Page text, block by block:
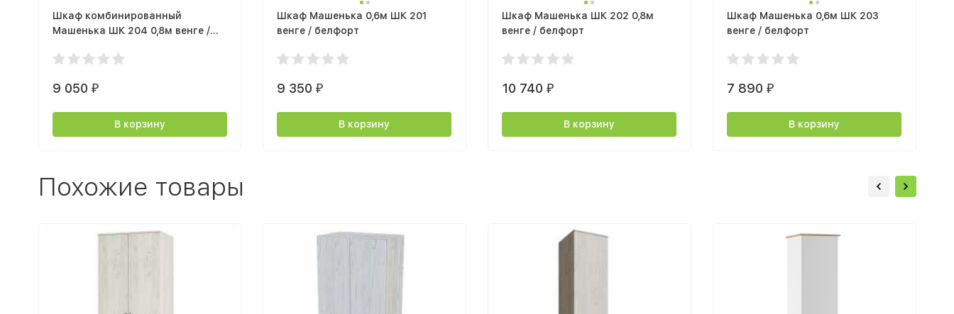
Шкаф комбинированный
Машенька ШК 204 0,8м венге /
9 050 ₽
В корзину
Шкаф Машенька 0,6м ШК 201
венге / белфорт
9 350₽
В корзину
Шкаф Машенька ШК 202 0,8м
венге / белфорт
10 740 ₽
В корзину
Шкаф Машенька 0,6м ШК 203
венге / белфорт
7 890 ₽
В корзину
Похожие товары